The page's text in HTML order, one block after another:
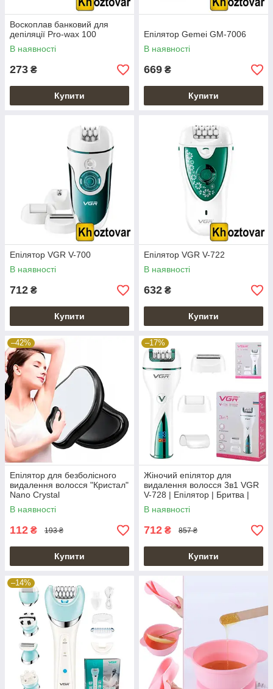
Воскоплав банковий для
депіляції Pro-wax 100
В наявності
273 ₴
Купити
Епілятор Gemei GM-7006
В наявності
669 ₴
Купити
Епілятор VGR V-700
В наявності
712 ₴
Купити
Епілятор VGR V-722
В наявності
632 ₴
Купити
–42%
Епілятор для безболісного
видалення волосся "Кристал"
Nano Crystal
В наявності
112 ₴ 193 ₴
Купити
–17%
Жіночий епілятор для
видалення волосся 3в1 VGR
V-728 | Епілятор | Бритва |
Пемза
В наявності
712 ₴ 857 ₴
Купити
–14%